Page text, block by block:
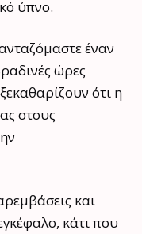
ύπνο.
έναν
ώρες
ότι η
στους
και
κάτι που